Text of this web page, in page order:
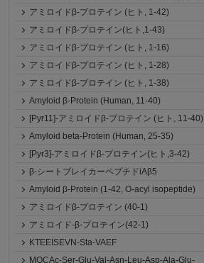
アミロイドβ-プロテイン (ヒト, 1-42)
アミロイドβ-プロテイン(ヒト,1-43)
アミロイドβ-プロテイン (ヒト, 1-16)
アミロイドβ-プロテイン (ヒト, 1-28)
アミロイドβ-プロテイン (ヒト, 1-38)
Amyloid β-Protein (Human, 11-40)
[Pyr11]-アミロイドβ-プロテイン (ヒト, 11-40)
Amyloid beta-Protein (Human, 25-35)
[Pyr3]-アミロイドβ-プロテイン(ヒト,3-42)
β-シートブレイカーペプチドiAβ5
Amyloid β-Protein (1-42, O-acyl isopeptide)
アミロイドβ-プロテイン (40-1)
アミロイド-β-プロテイン(42-1)
KTEEISEVN-Sta-VAEF
MOCAc-Ser-Glu-Val-Asn-Leu-Asp-Ala-Glu-